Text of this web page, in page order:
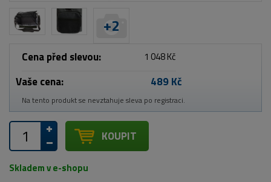
+2
Cena před slevou: 1 048 Kč
Vaše cena: 489 Kč
Na tento produkt se nevztahuje sleva po registraci.
KOUPIT
Skladem v e-shopu